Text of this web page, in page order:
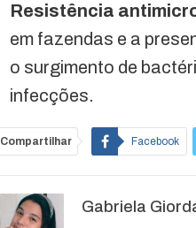
Resistência
em fazendas e a
o surgimento de
infecções.
Compartilhar Facebook
Gabriela